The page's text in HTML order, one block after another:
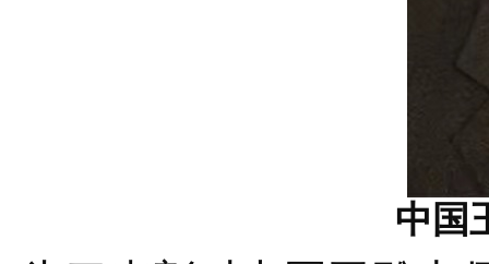
中国